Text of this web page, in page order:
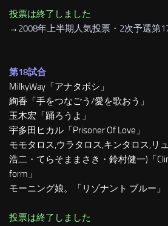
投票は終了しました
→ 2008年上半期人気投票・2次予選第
第18試合
MilkyWay「アナタボシ」
絢香「手をつなごう/愛を歌おう」
玉木宏「踊ろうよ」
宇多田ヒカル「Prisoner Of Love」
モモタロス,ウラタロス,キンタロス,リ
浩二・てらそままさき・鈴村健一)「
form」
モーニング娘。「リゾナント ブルー」
投票は終了しました